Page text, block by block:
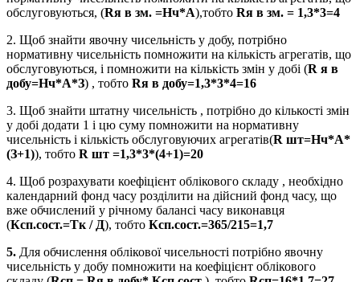
обслуговуються, (Rя в зм. =Нч*А),тобто Rя в зм. = 1,3*3=4
2. Щоб знайти явочну чисельність у добу, потрібно
нормативну чисельність помножити на кількість агрегатів, що
обслуговуються, і помножити на кількість змін у добі (R я в
добу=Нч*А*З) , тобто Rя в добу=1,3*3*4=16
3. Щоб знайти штатну чисельність , потрібно до кількості змін
у добі додати 1 і цю суму помножити на нормативну
чисельність і кількість обслуговуючих агрегатів(R шт=Нч*А*
(З+1)), тобто R шт =1,3*3*(4+1)=20
4. Щоб розрахувати коефіцієнт облікового складу , необхідно
календарний фонд часу розділити на дійсний фонд часу, що
вже обчислений у річному балансі часу виконавця
(Ксп.сост.=Тк / Д), тобто Ксп.сост.=365/215=1,7
5. Для обчислення облікової чисельності потрібно явочну
чисельність у добу помножити на коефіцієнт облікового